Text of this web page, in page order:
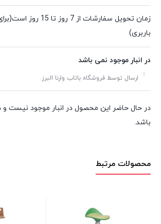
زمان تحویل سفارشات از 7
باربری)
در انبار موجود نمی باشد
ارسال توسط فروشگاه باتاب وارنا البرز
در حال حاضر این محصول در انبار موجود نیست
باشد.
محصولات مرتبط